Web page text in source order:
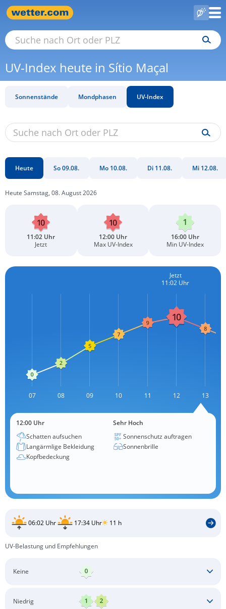
UV-Index heute in Sítio Maçal
Sonnenstände Mondphasen UV-Index
Heute So 09.08. Mo 10.08. Di 11.08. Mi 12.08.
Heute Samstag, 08. August 2026
11:02 Uhr
Jetzt
12:00 Uhr
Max UV-Index
16:00 Uhr
Min UV-Index
Jetzt
11:02 Uhr
L
07 08 09 10 11 12 13
12:00 Uhr
Schatten aufsuchen
Langärmlige Bekleidung
Kopfbedeckung
Sehr Hoch
Sonnenschutz auftragen
Sonnenbrille
06:02 Uhr 17:34 Uhr 11 h
UV-Belastung und Empfehlungen
Keine
Niedrig